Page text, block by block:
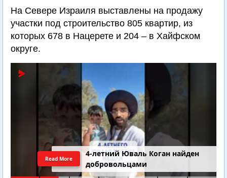
На Севере Израиля выставлены на продажу
участки под строительство 805 квартир, из
которых 678 в Нацерете и 204 – в Хайфском
округе.
4-летний Юваль Коган найден
добровольцами
Read More